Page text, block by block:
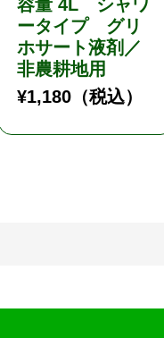
容量 4L シャワ
ータイプ グリ
ホサート液剤／
非農耕地用
¥1,180 （税込）